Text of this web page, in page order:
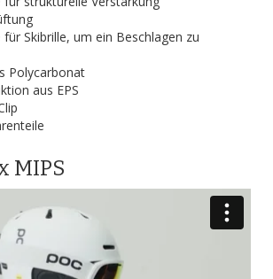
Skibrille, um ein Beschlagen zu
Polycarbonat
aus EPS
MIPS